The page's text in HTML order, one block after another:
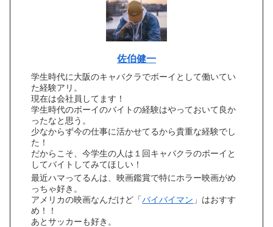
佐伯健一
学生時代に大阪のキャバクラでボーイとして働いてい
た経験アリ。
現在は会社員してます！
学生時代のボーイのバイトの経験はやっておいて良か
ったなと思う。
少なからず今の仕事に活かせてるから貴重な経験でし
た！
だからこそ、今学生の人は１回キャバクラのボーイと
してバイトしてみてほしい！
最近ハマってるんは、映画鑑賞で特にホラー映画がめ
っちゃ好き。
アメリカの映画なんだけど「バイバイマン 」はおすす
め！！
あとサッカーも好き。